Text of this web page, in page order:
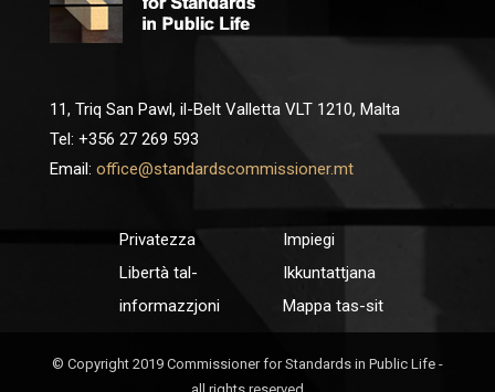
11, Triq San Pawl, il-Belt Valletta VLT 1210, Malta
Tel: +356 27 269 593
Email: office@standardscommissioner.mt
Privatezza
Impiegi
Libertà tal-
informazzjoni
Ikkuntattjana
Mappa tas-sit
© Copyright 2019 Commissioner for Standards in Public Life -